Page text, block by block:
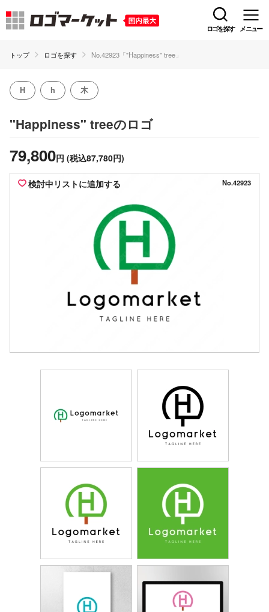
ロゴを探す メニュー
トップ ロゴを探す No.42923「"Happiness" tree」
H h 木
"Happiness" treeのロゴ
79,800円 (税込87,780円)
検討中リストに追加する No.42923